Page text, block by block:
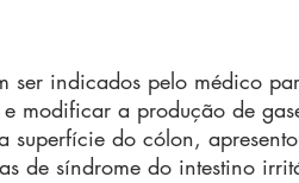
ser indicados pelo médico
modificar a produção de
superfície do cólon,
de síndrome do intestino